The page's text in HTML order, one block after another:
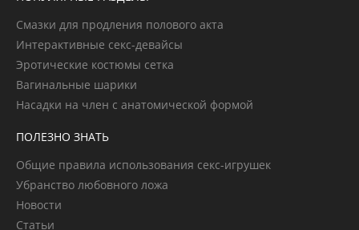
Смазки для продления полового акта
Интерактивные секс-девайсы
Эротические костюмы сетка
Вагинальные шарики
Насадки на член с анатомической формой
ПОЛЕЗНО ЗНАТЬ
Общие правила использования секс-игрушек
Убранство любовного ложа
Новости
Статьи